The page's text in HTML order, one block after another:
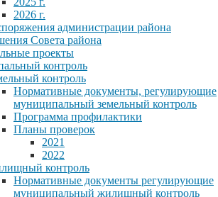
2026 г.
администрации района
Совета района
проекты
контроль
контроль
Нормативные документы, регулирующие
муниципальный земельный контроль
Программа профилактики
Планы проверок
2021
2022
контроль
Нормативные документы регулирующие
муниципальный жилищный контроль